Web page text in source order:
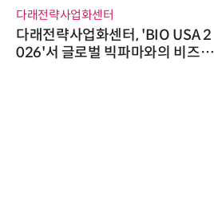
다래전략사업화센터
다래전략사업화센터, 'BIO USA 2
026'서 글로벌 빅파마와의 비즈니